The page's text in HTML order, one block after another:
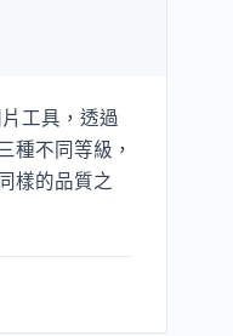
工具，透過
種不同等級，
樣的品質之